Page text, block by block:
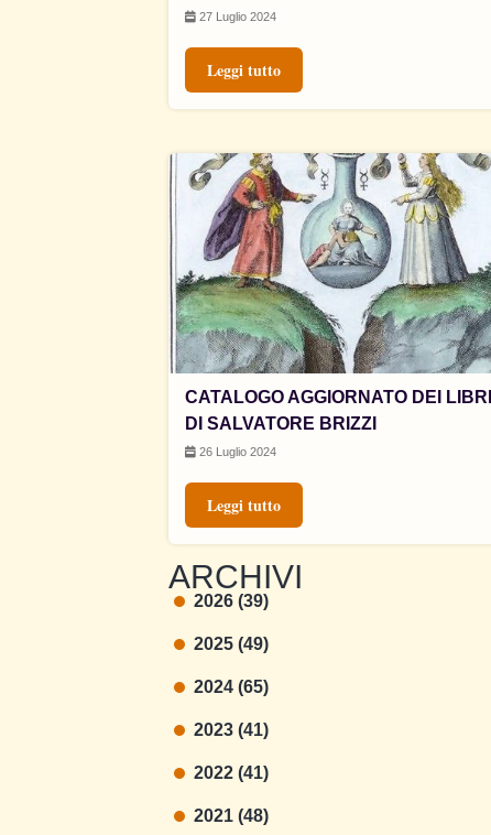
27 Luglio 2024
Leggi tutto
CATALOGO AGGIORNATO DEI LIBRI
DI SALVATORE BRIZZI
26 Luglio 2024
Leggi tutto
ARCHIVI
2026 (39)
2025 (49)
2024 (65)
2023 (41)
2022 (41)
2021 (48)